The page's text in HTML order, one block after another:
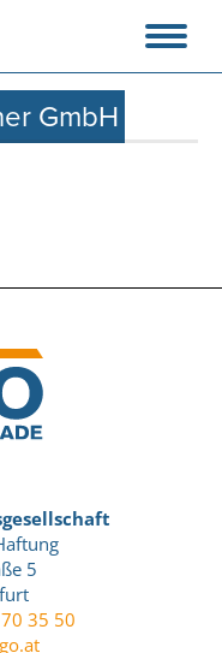
GmbH
5
35 50